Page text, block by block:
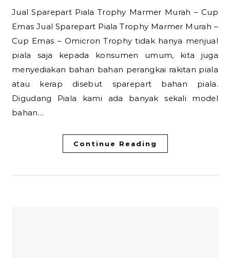
Jual Sparepart Piala Trophy Marmer Murah – Cup
Emas Jual Sparepart Piala Trophy Marmer Murah –
Cup Emas – Omicron Trophy tidak hanya menjual
piala saja kepada konsumen umum, kita juga
menyediakan bahan bahan perangkai rakitan piala
atau kerap disebut sparepart bahan piala.
Digudang Piala kami ada banyak sekali model
bahan…
Continue Reading